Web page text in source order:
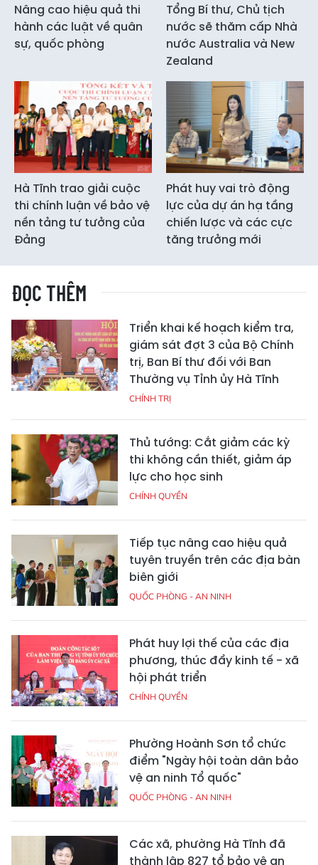
Nâng cao hiệu quả thi
hành các luật về quân
sự, quốc phòng
Tổng Bí thư, Chủ tịch
nước sẽ thăm cấp Nhà
nước Australia và New
Zealand
Hà Tĩnh trao giải cuộc
thi chính luận về bảo vệ
nền tảng tư tưởng của
Đảng
Phát huy vai trò động
lực của dự án hạ tầng
chiến lược và các cực
tăng trưởng mới
ĐỌC THÊM
Triển khai kế hoạch kiểm tra,
giám sát đợt 3 của Bộ Chính
trị, Ban Bí thư đối với Ban
Thường vụ Tỉnh ủy Hà Tĩnh
CHÍNH TRỊ
Thủ tướng: Cắt giảm các kỳ
thi không cần thiết, giảm áp
lực cho học sinh
CHÍNH QUYỀN
Tiếp tục nâng cao hiệu quả
tuyên truyền trên các địa bàn
biên giới
QUỐC PHÒNG - AN NINH
Phát huy lợi thế của các địa
phương, thúc đẩy kinh tế - xã
hội phát triển
CHÍNH QUYỀN
Phường Hoành Sơn tổ chức
điểm "Ngày hội toàn dân bảo
vệ an ninh Tổ quốc"
QUỐC PHÒNG - AN NINH
Các xã, phường Hà Tĩnh đã
thành lập 827 tổ bảo vệ an